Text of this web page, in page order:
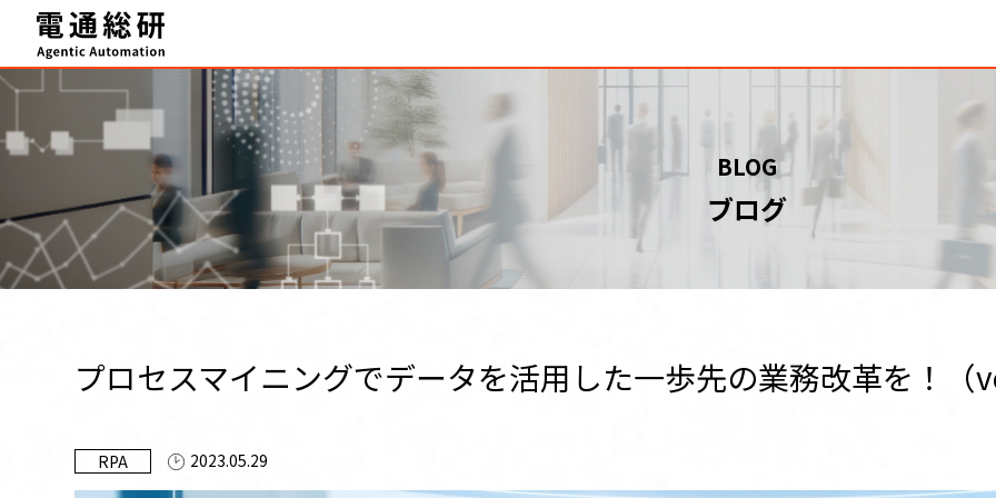
Agentic Automation 推進サービス
事例・実績
FAQ
セミナー
テクニカルサポート
資料ダウンロード
BLOG
ブログ
プロセスマイニングでデータを活用した一歩先の業務改革を！（
RPA 2023.05.29